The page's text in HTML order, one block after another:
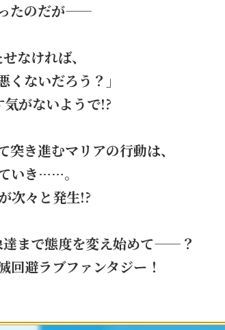
たのだが——
なければ、
ないだろう？」
がないようで!?
き進むマリアの行動は、
いき……。
次々と発生!?
達まで態度を変え始めて——？
回避ラブファンタジー！